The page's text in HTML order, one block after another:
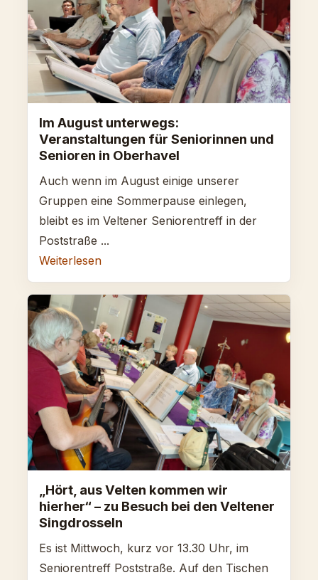
Im August unterwegs:
Veranstaltungen für Seniorinnen und
Senioren in Oberhavel
Auch wenn im August einige unserer
Gruppen eine Sommerpause einlegen,
bleibt es im Veltener Seniorentreff in der
Poststraße ...
Weiterlesen
„Hört, aus Velten kommen wir
hierher“ – zu Besuch bei den Veltener
Singdrosseln
Es ist Mittwoch, kurz vor 13.30 Uhr, im
Seniorentreff Poststraße. Auf den Tischen